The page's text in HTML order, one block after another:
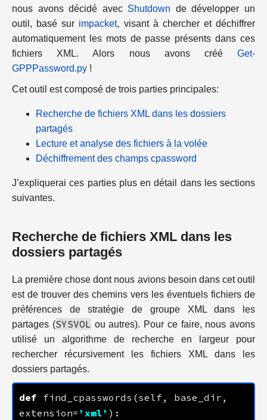
nous avons décidé avec Shutdown de développer un
outil, basé sur impacket, visant à chercher et déchiffrer
automatiquement les mots de passe présents dans ces
fichiers XML. Alors nous avons créé Get-
GPPPassword.py !
Cet outil est composé de trois parties principales:
Recherche de fichiers XML dans les dossiers
partagés
Lecture et analyse des fichiers à la volée
Déchiffrement des champs cpassword
J’expliquerai ces parties plus en détail dans les sections
suivantes.
Recherche de fichiers XML dans les
dossiers partagés
La première chose dont nous avions besoin dans cet outil
est de trouver des chemins vers les éventuels fichiers de
préférences de stratégie de groupe XML dans les
partages (SYSVOL ou autres). Pour ce faire, nous avons
utilisé un algorithme de recherche en largeur pour
rechercher récursivement les fichiers XML dans les
dossiers partagés.
def find_cpasswords(self, base_dir,
extension= 'xml'